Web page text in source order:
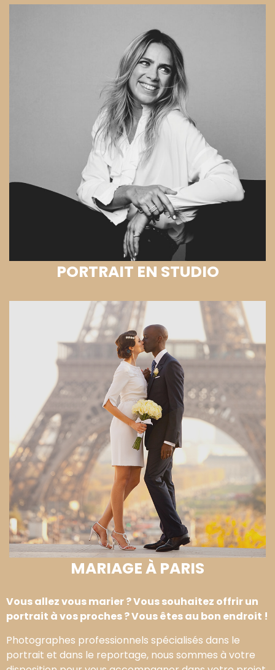
PORTRAIT EN STUDIO
MARIAGE À PARIS
Vous allez vous marier ? Vous souhaitez offrir un
portrait à vos proches ? Vous êtes au bon endroit !
Photographes professionnels spécialisés dans le
portrait et dans le reportage, nous sommes à votre